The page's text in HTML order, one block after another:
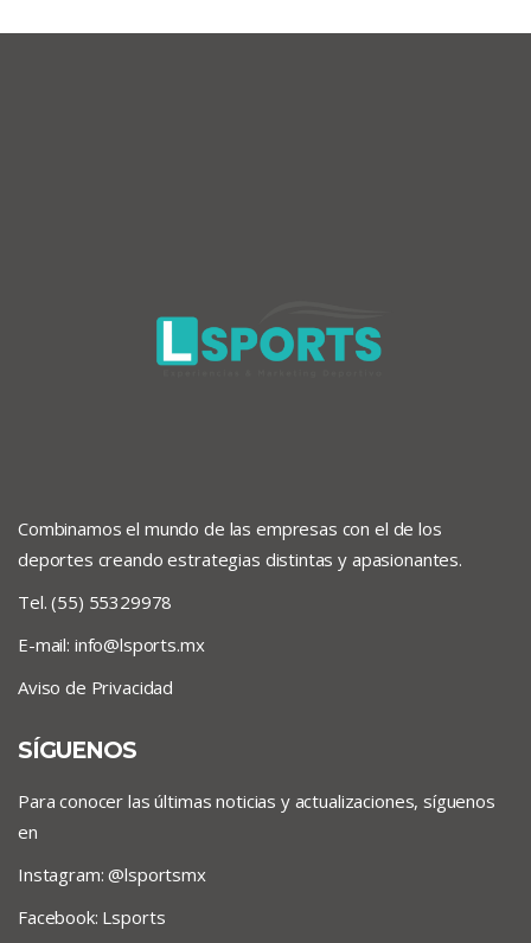
Combinamos el mundo de las empresas con el de los
deportes creando estrategias distintas y apasionantes.
Tel. (55) 55329978
E-mail: info@lsports.mx
Aviso de Privacidad
SÍGUENOS
Para conocer las últimas noticias y actualizaciones, síguenos
en
Instagram: @lsportsmx
Facebook: Lsports